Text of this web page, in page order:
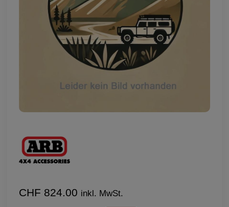
CHF 824.00 inkl. MwSt.